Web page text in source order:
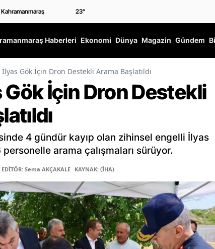
23°
Haberleri Ekonomi Dünya Magazin Gündem
İlyas Gök İçin Dron Destekli Arama Başlatıldı
Gök İçin Dron Destekli
4 gündür kayıp olan zihinsel engelli İlyas
arama çalışmaları sürüyor.
EDİTÖR: Sema AKÇAKALE KAYNAK: (İHA)